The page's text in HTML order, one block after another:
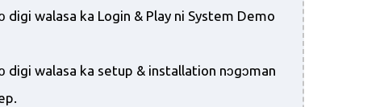
digi walasa ka Login & Play ni System Demo
digi walasa ka setup & installation nɔgɔman